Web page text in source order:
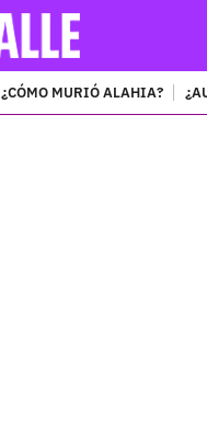
¿CÓMO MURIÓ ALAHIA?